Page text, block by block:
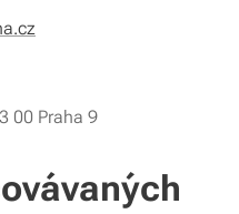
00 Praha 9